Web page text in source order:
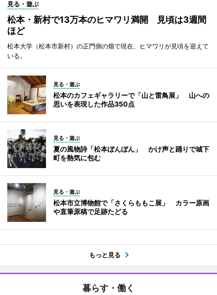
見る・遊ぶ
松本・新村で13万本のヒマワリ満開 見頃は3週間
ほど
松本大学（松本市新村）の正門側の畑で現在、ヒマワリが見頃を迎えて
いる。
見る・遊ぶ
松本のカフェギャラリーで「山と雷鳥展」 山への
思いを表現した作品350点
見る・遊ぶ
夏の風物詩「松本ぼんぼん」 かけ声と踊りで城下
町を熱気に包む
見る・遊ぶ
松本市立博物館で「さくらももこ展」 カラー原画
や直筆原稿で足跡たどる
もっと見る
暮らす・働く